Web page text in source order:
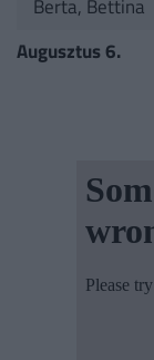
Berta, Bettina
Augusztus 6.